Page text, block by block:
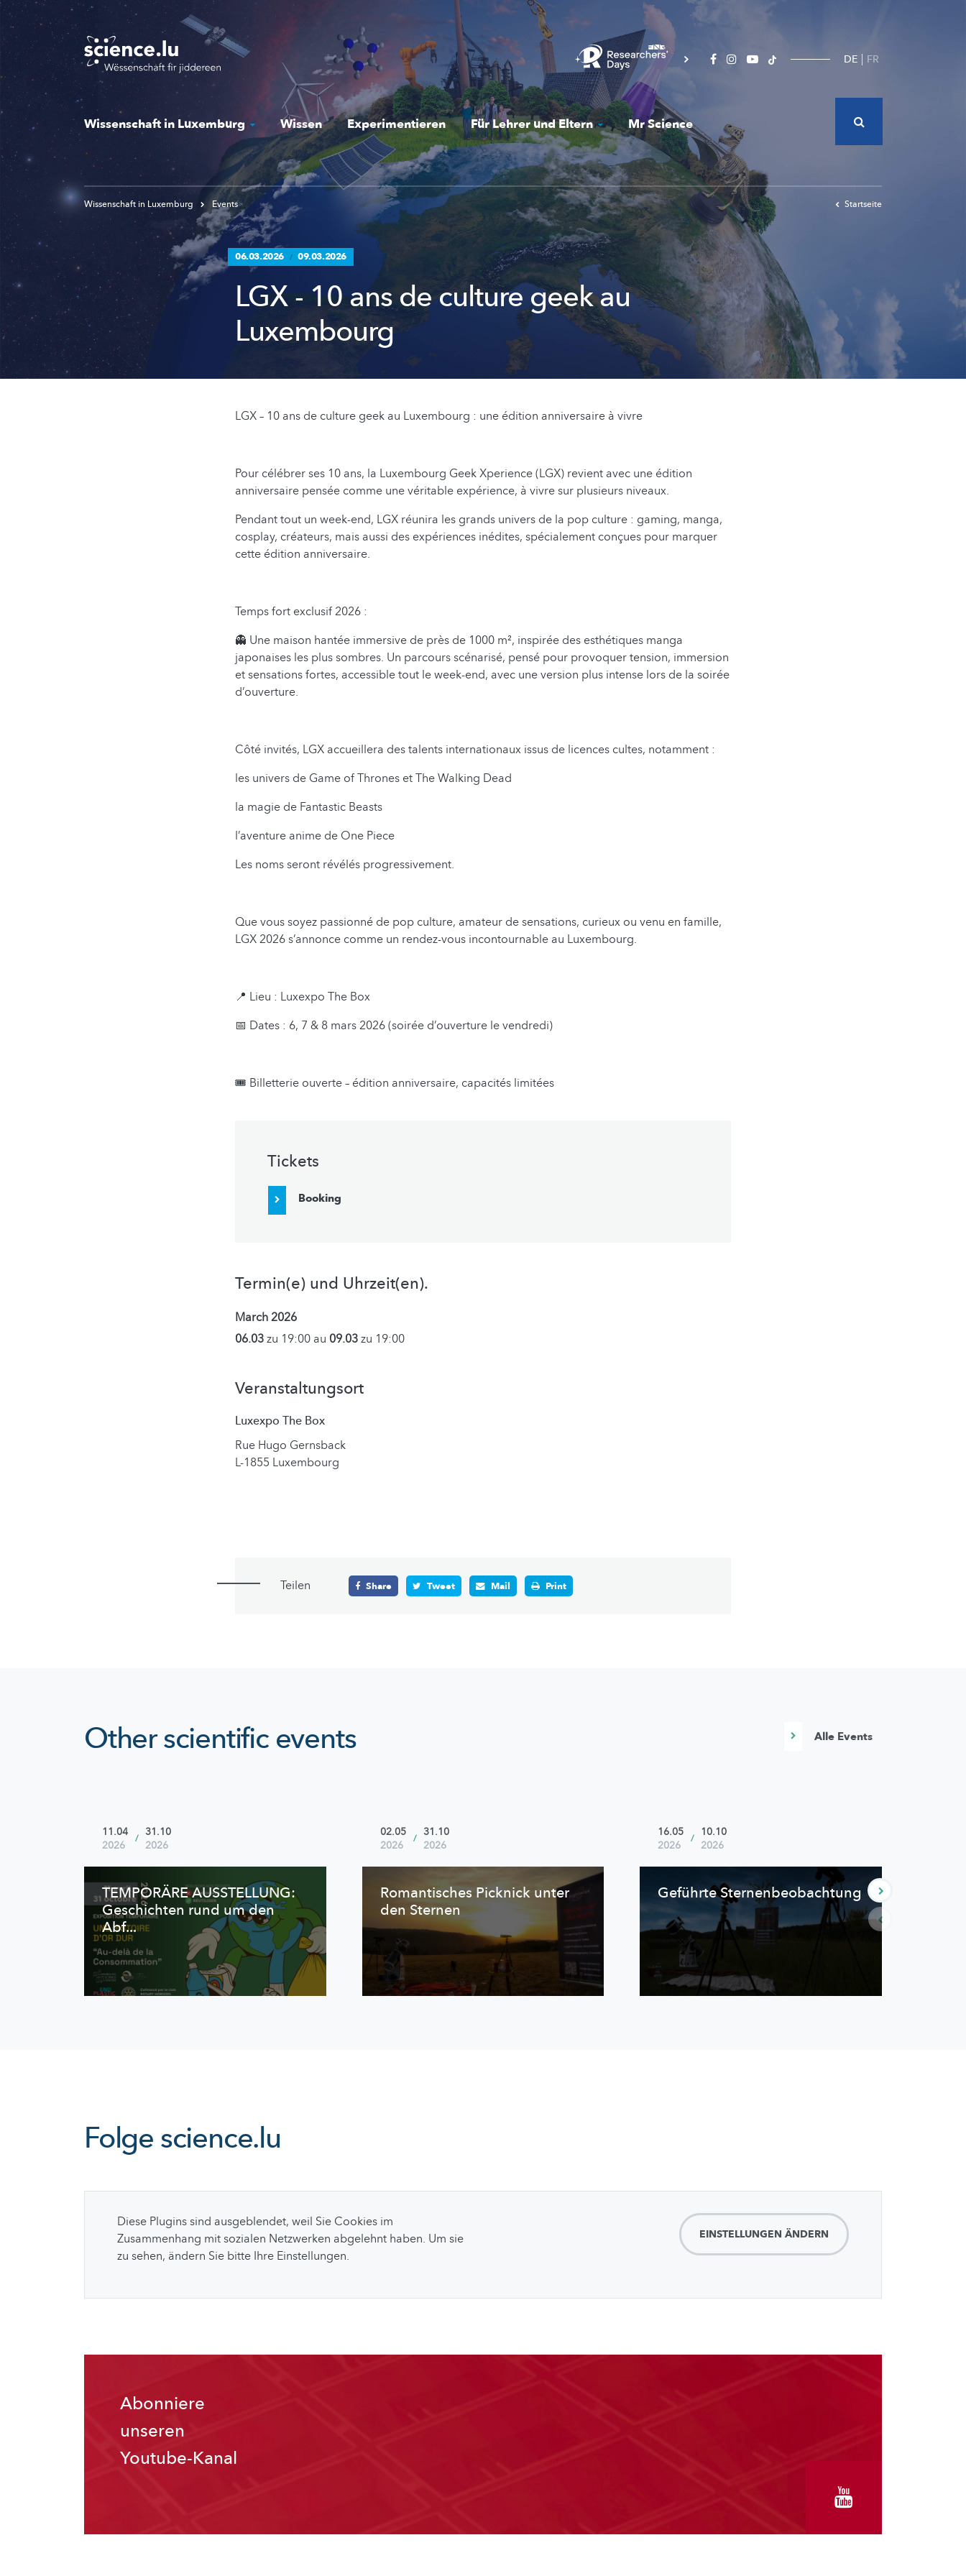
Skip
to
main
content
DE FR
Wissenschaft in Luxemburg Wissen Experimentieren Für Lehrer und Eltern Mr Science
Wissenschaft in Luxemburg Events Startseite
06.03.2026 / 09.03.2026
LGX - 10 ans de culture geek au
Luxembourg
LGX – 10 ans de culture geek au Luxembourg : une édition anniversaire à vivre
Pour célébrer ses 10 ans, la Luxembourg Geek Xperience (LGX) revient avec une édition
anniversaire pensée comme une véritable expérience, à vivre sur plusieurs niveaux.
Pendant tout un week-end, LGX réunira les grands univers de la pop culture : gaming, manga,
cosplay, créateurs, mais aussi des expériences inédites, spécialement conçues pour marquer
cette édition anniversaire.
Temps fort exclusif 2026 :
👻 Une maison hantée immersive de près de 1000 m², inspirée des esthétiques manga
japonaises les plus sombres. Un parcours scénarisé, pensé pour provoquer tension, immersion
et sensations fortes, accessible tout le week-end, avec une version plus intense lors de la soirée
d’ouverture.
Côté invités, LGX accueillera des talents internationaux issus de licences cultes, notamment :
les univers de Game of Thrones et The Walking Dead
la magie de Fantastic Beasts
l’aventure anime de One Piece
Les noms seront révélés progressivement.
Que vous soyez passionné de pop culture, amateur de sensations, curieux ou venu en famille,
LGX 2026 s’annonce comme un rendez-vous incontournable au Luxembourg.
📍 Lieu : Luxexpo The Box
📅 Dates : 6, 7 & 8 mars 2026 (soirée d’ouverture le vendredi)
🎟️ Billetterie ouverte – édition anniversaire, capacités limitées
Tickets
Booking
Termin(e) und Uhrzeit(en).
March 2026
06.03zu 19:00 au 09.03zu 19:00
Veranstaltungsort
Luxexpo The Box
Rue Hugo Gernsback
L-1855 Luxembourg
Teilen Share Tweet Mail Print
Other scientific events Alle Events
11.04
2026
/
31.10
2026
TEMPORÄRE AUSSTELLUNG:
Geschichten rund um den
Abf...
02.05
2026
/
31.10
2026
Romantisches Picknick unter
den Sternen
16.05
2026
/
10.10
2026
GeführteSternenbeobachtung
Folge science.lu
Diese Plugins sind ausgeblendet, weil Sie Cookies im
Zusammenhang mit sozialen Netzwerken abgelehnt haben. Um sie
zu sehen, ändern Sie bitte Ihre Einstellungen.
EINSTELLUNGEN ÄNDERN
Abonniere
unseren
Youtube-Kanal